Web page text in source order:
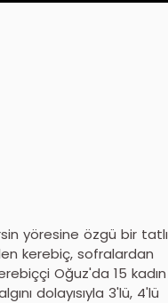
yöresine özgü bir tatlı
kerebiç, sofralardan
Oğuz'da 15 kadın
dolayısıyla 3'lü, 4'lü